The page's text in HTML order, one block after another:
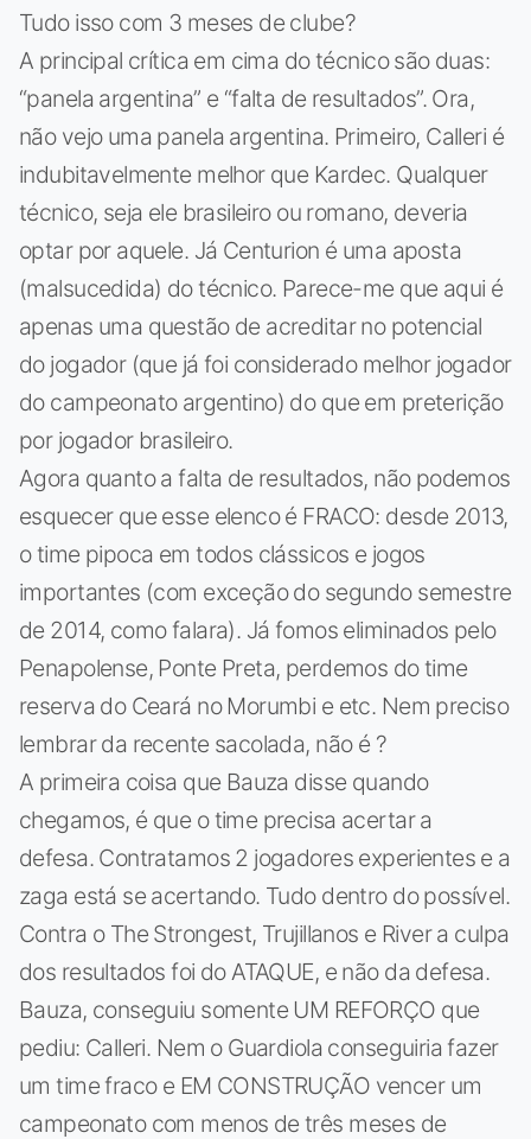
Tudo isso com 3 meses de clube?
A principal crítica em cima do técnico são duas:
“panela argentina” e “falta de resultados”. Ora,
não vejo uma panela argentina. Primeiro, Calleri é
indubitavelmente melhor que Kardec. Qualquer
técnico, seja ele brasileiro ou romano, deveria
optar por aquele. Já Centurion é uma aposta
(malsucedida) do técnico. Parece-me que aqui é
apenas uma questão de acreditar no potencial
do jogador (que já foi considerado melhor jogador
do campeonato argentino) do que em preterição
por jogador brasileiro.
Agora quanto a falta de resultados, não podemos
esquecer que esse elenco é FRACO: desde 2013,
o time pipoca em todos clássicos e jogos
importantes (com exceção do segundo semestre
de 2014, como falara). Já fomos eliminados pelo
Penapolense, Ponte Preta, perdemos do time
reserva do Ceará no Morumbi e etc. Nem preciso
lembrar da recente sacolada, não é ?
A primeira coisa que Bauza disse quando
chegamos, é que o time precisa acertar a
defesa. Contratamos 2 jogadores experientes e a
zaga está se acertando. Tudo dentro do possível.
Contra o The Strongest, Trujillanos e River a culpa
dos resultados foi do ATAQUE, e não da defesa.
Bauza, conseguiu somente UM REFORÇO que
pediu: Calleri. Nem o Guardiola conseguiria fazer
um time fraco e EM CONSTRUÇÃO vencer um
campeonato com menos de três meses de